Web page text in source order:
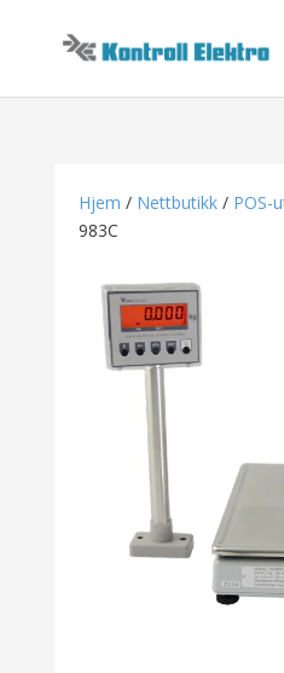
Hjem / Nettbutikk/ POS-
983C